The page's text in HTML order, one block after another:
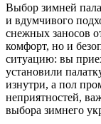
Выбор зимней
и вдумчивого
снежных заносов
комфорт, но и
ситуацию: вы
установили
изнутри, а пол
неприятностей,
выбора зимнего